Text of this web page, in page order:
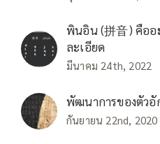
พินอิน (拼音) คืออ
ละเอียด
มีนาคม 24th, 2022
พัฒนาการของตัวอั
กันยายน 22nd, 2020